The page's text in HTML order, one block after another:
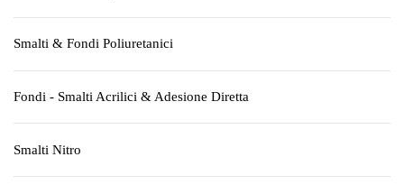
Smalti & Fondi Poliuretanici
Fondi - Smalti Acrilici & Adesione Diretta
Smalti Nitro